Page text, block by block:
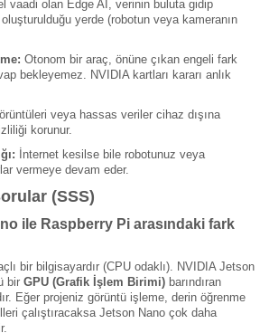
vaadi olan Edge AI, verinin buluta gidip
yerde (robotun veya kameranın
Otonom bir araç, önüne çıkan engeli fark
bekleyemez. NVIDIA kartları kararı anlık
veya hassas veriler cihaz dışına
korunur.
İnternet kesilse bile robotunuz veya
vermeye devam eder.
(SSS)
ile Raspberry Pi arasındaki fark
bir bilgisayardır (CPU odaklı). NVIDIA Jetson
bir GPU (Grafik İşlem Birimi) barındıran
Eğer projeniz görüntü işleme, derin öğrenme
çalıştıracaksa Jetson Nano çok daha